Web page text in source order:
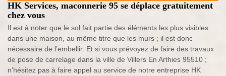
HK Services, maconnerie 95 se déplace gratuitement
chez vous
Il est à noter que le sol fait partie des éléments les plus visibles
dans une maison, au même titre que les murs ; il est donc
nécessaire de l’embellir. Et si vous prévoyez de faire des travaux
de pose de carrelage dans la ville de Villers En Arthies 95510 ;
n’hésitez pas à faire appel au service de notre entreprise HK